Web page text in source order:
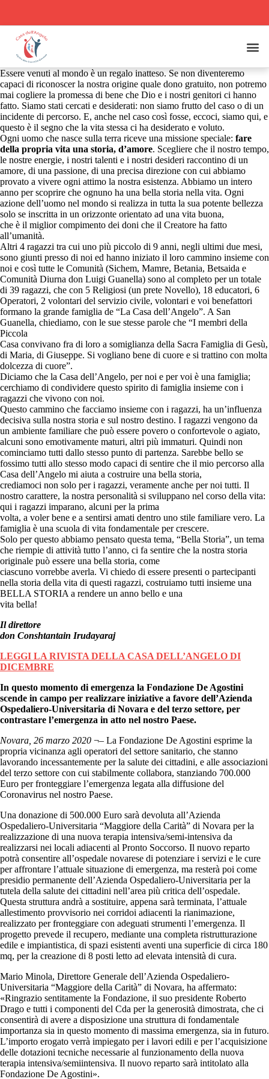
Essere venuti al mondo è un regalo inatteso. Se non diventeremo
capaci di riconoscer la nostra origine quale dono gratuito, non potremo
mai cogliere la promessa di bene che Dio e i nostri genitori ci hanno
fatto. Siamo stati cercati e desiderati: non siamo frutto del caso o di un
incidente di percorso. E, anche nel caso così fosse, eccoci, siamo qui, e
questo è il segno che la vita stessa ci ha desiderato e voluto.
Ogni uomo che nasce sulla terra riceve una missione speciale: fare
della propria vita una storia, d’amore. Scegliere che il nostro tempo,
le nostre energie, i nostri talenti e i nostri desideri raccontino di un
amore, di una passione, di una precisa direzione con cui abbiamo
provato a vivere ogni attimo la nostra esistenza. Abbiamo un intero
anno per scoprire che ognuno ha una bella storia nella vita. Ogni
azione dell’uomo nel mondo si realizza in tutta la sua potente bellezza
solo se inscritta in un orizzonte orientato ad una vita buona,
che è il miglior compimento dei doni che il Creatore ha fatto
all’umanità.
Altri 4 ragazzi tra cui uno più piccolo di 9 anni, negli ultimi due mesi,
sono giunti presso di noi ed hanno iniziato il loro cammino insieme con
noi e così tutte le Comunità (Sichem, Mamre, Betania, Betsaida e
Comunità Diurna don Luigi Guanella) sono al completo per un totale
di 39 ragazzi, che con 5 Religiosi (un prete Novello), 18 educatori, 6
Operatori, 2 volontari del servizio civile, volontari e voi benefattori
formano la grande famiglia de “La Casa dell’Angelo”. A San
Guanella, chiediamo, con le sue stesse parole che “I membri della
Piccola
Casa convivano fra di loro a somiglianza della Sacra Famiglia di Gesù,
di Maria, di Giuseppe. Si vogliano bene di cuore e si trattino con molta
dolcezza di cuore”.
Diciamo che la Casa dell’Angelo, per noi e per voi è una famiglia;
cerchiamo di condividere questo spirito di famiglia insieme con i
ragazzi che vivono con noi.
Questo cammino che facciamo insieme con i ragazzi, ha un’influenza
decisiva sulla nostra storia e sul nostro destino. I ragazzi vengono da
un ambiente familiare che può essere povero o confortevole o agiato,
alcuni sono emotivamente maturi, altri più immaturi. Quindi non
cominciamo tutti dallo stesso punto di partenza. Sarebbe bello se
fossimo tutti allo stesso modo capaci di sentire che il mio percorso alla
Casa dell’Angelo mi aiuta a costruire una bella storia,
crediamoci non solo per i ragazzi, veramente anche per noi tutti. Il
nostro carattere, la nostra personalità si sviluppano nel corso della vita:
qui i ragazzi imparano, alcuni per la prima
volta, a voler bene e a sentirsi amati dentro uno stile familiare vero. La
famiglia è una scuola di vita fondamentale per crescere.
Solo per questo abbiamo pensato questa tema, “Bella Storia”, un tema
che riempie di attività tutto l’anno, ci fa sentire che la nostra storia
originale può essere una bella storia, come
ciascuno vorrebbe averla. Vi chiedo di essere presenti o partecipanti
nella storia della vita di questi ragazzi, costruiamo tutti insieme una
BELLA STORIA a rendere un anno bello e una
vita bella!
Il direttore
don Conshtantain Irudayaraj
LEGGI LA RIVISTA DELLA CASA DELL’ANGELO DI
DICEMBRE
In questo momento di emergenza la Fondazione De Agostini
scende in campo per realizzare iniziative a favore dell’Azienda
Ospedaliero-Universitaria di Novara e del terzo settore, per
contrastare l’emergenza in atto nel nostro Paese.
Novara, 26 marzo 2020 ¬– La Fondazione De Agostini esprime la
propria vicinanza agli operatori del settore sanitario, che stanno
lavorando incessantemente per la salute dei cittadini, e alle associazioni
del terzo settore con cui stabilmente collabora, stanziando 700.000
Euro per fronteggiare l’emergenza legata alla diffusione del
Coronavirus nel nostro Paese.
Una donazione di 500.000 Euro sarà devoluta all’Azienda
Ospedaliero-Universitaria “Maggiore della Carità” di Novara per la
realizzazione di una nuova terapia intensiva/semi-intensiva da
realizzarsi nei locali adiacenti al Pronto Soccorso. Il nuovo reparto
potrà consentire all’ospedale novarese di potenziare i servizi e le cure
per affrontare l’attuale situazione di emergenza, ma resterà poi come
presidio permanente dell’Azienda Ospedaliero-Universitaria per la
tutela della salute dei cittadini nell’area più critica dell’ospedale.
Questa struttura andrà a sostituire, appena sarà terminata, l’attuale
allestimento provvisorio nei corridoi adiacenti la rianimazione,
realizzato per fronteggiare con adeguati strumenti l’emergenza. Il
progetto prevede il recupero, mediante una completa ristrutturazione
edile e impiantistica, di spazi esistenti aventi una superficie di circa 180
mq, per la creazione di 8 posti letto ad elevata intensità di cura.
Mario Minola, Direttore Generale dell’Azienda Ospedaliero-
Universitaria “Maggiore della Carità” di Novara, ha affermato:
«Ringrazio sentitamente la Fondazione, il suo presidente Roberto
Drago e tutti i componenti del Cda per la generosità dimostrata, che ci
consentirà di avere a disposizione una struttura di fondamentale
importanza sia in questo momento di massima emergenza, sia in futuro.
L’importo erogato verrà impiegato per i lavori edili e per l’acquisizione
delle dotazioni tecniche necessarie al funzionamento della nuova
terapia intensiva/semiintensiva. Il nuovo reparto sarà intitolato alla
Fondazione De Agostini».